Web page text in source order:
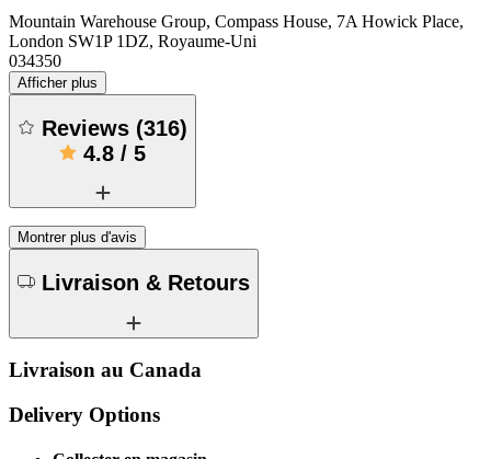
Mountain Warehouse Group, Compass House, 7A Howick Place,
London SW1P 1DZ, Royaume-Uni
034350
Afficher plus
Reviews (316)
4.8 / 5
Montrer plus d'avis
Livraison & Retours
Livraison au Canada
Delivery Options